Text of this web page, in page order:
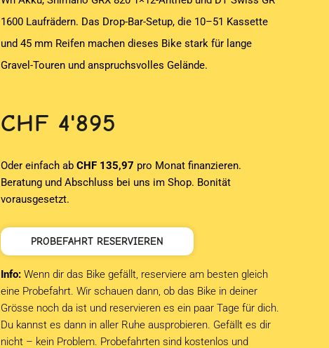
1600 Laufrädern. Das Drop-Bar-Setup, die 10–51 Kassette
und 45 mm Reifen machen dieses Bike stark für lange
Gravel-Touren und anspruchsvolles Gelände.
CHF 4'895
Oder einfach abCHF 135,97 pro Monat finanzieren.
Beratung und Abschluss bei uns im Shop. Bonität
vorausgesetzt.
PROBEFAHRT RESERVIEREN
Info: Wenn dir das Bike gefällt, reserviere am besten gleich
eine Probefahrt. Wir schauen dann, ob das Bike in deiner
Grösse noch da ist und reservieren es ein paar Tage für dich.
Du kannst es dann in aller Ruhe ausprobieren. Gefällt es dir
nicht – kein Problem. Probefahrten sind kostenlos und